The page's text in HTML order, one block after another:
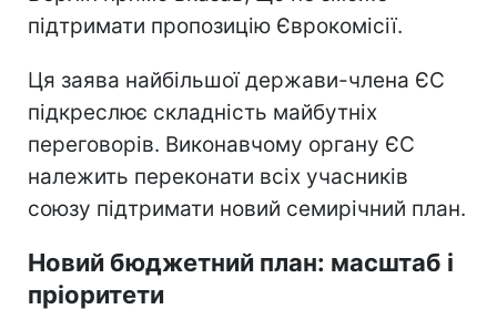
підтримати пропозицію Єврокомісії.
Ця заява найбільшої держави-члена ЄС
підкреслює складність майбутніх
переговорів. Виконавчому органу ЄС
належить переконати всіх учасників
союзу підтримати новий семирічний план.
Новий бюджетний план: масштаб і
пріоритети